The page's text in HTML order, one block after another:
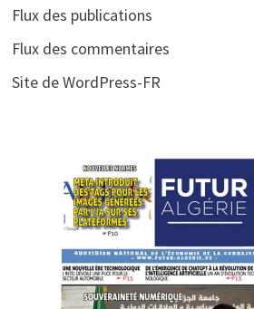
Flux des publications
Flux des commentaires
Site de WordPress-FR